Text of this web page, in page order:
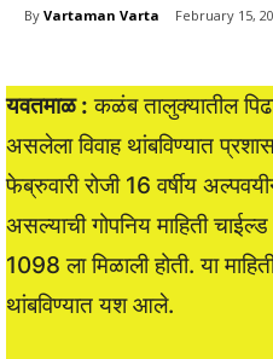
By Vartaman Varta February 15,
यवतमाळ : कळंब तालुक्यातील
असलेला विवाह थांबविण्यात
फेब्रुवारी रोजी 16 वर्षीय
असल्याची गोपनिय माहिती
1098 ला मिळाली होती. या
थांबविण्यात यश आले.